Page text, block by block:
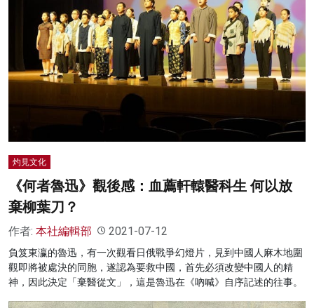
灼見文化
《何者魯迅》觀後感：血薦軒轅醫科生 何以放
棄柳葉刀？
作者: 本社編輯部 2021-07-12
負笈東瀛的魯迅，有一次觀看日俄戰爭幻燈片，見到中國人麻木地圍
觀即將被處決的同胞，遂認為要救中國，首先必須改變中國人的精
神，因此決定「棄醫從文」，這是魯迅在《吶喊》自序記述的往事。